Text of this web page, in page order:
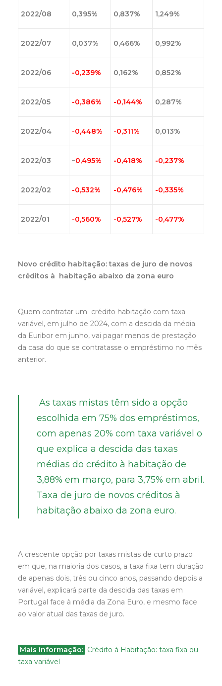
2022/08 0,395% 0,837% 1,249%
2022/07 0,037% 0,466% 0,992%
2022/06 -0,239% 0,162% 0,852%
2022/05 -0,386% -0,144% 0,287%
2022/04 -0,448% -0,311% 0,013%
2022/03 –0,495% -0,418% -0,237%
2022/02 -0,532% -0,476% -0,335%
2022/01 -0,560% -0,527% -0,477%
Novo crédito habitação: taxas de juro de novos
créditos à habitação abaixo da zona euro
Quem contratar um crédito habitação com taxa
variável, em julho de 2024, com a descida da média
da Euribor em junho, vai pagar menos de prestação
da casa do que se contratasse o empréstimo no mês
anterior.
As taxas mistas têm sido a opção
escolhida em 75% dos empréstimos,
com apenas 20% com taxa variável o
que explica a descida das taxas
médias do crédito à habitação de
3,88% em março, para 3,75% em abril.
Taxa de juro de novos créditos à
habitação abaixo da zona euro.
A crescente opção por taxas mistas de curto prazo
em que, na maioria dos casos, a taxa fixa tem duração
de apenas dois, três ou cinco anos, passando depois a
variável, explicará parte da descida das taxas em
Portugal face à média da Zona Euro, e mesmo face
ao valor atual das taxas de juro.
Mais informação: Crédito à Habitação: taxa fixa ou
taxa variável